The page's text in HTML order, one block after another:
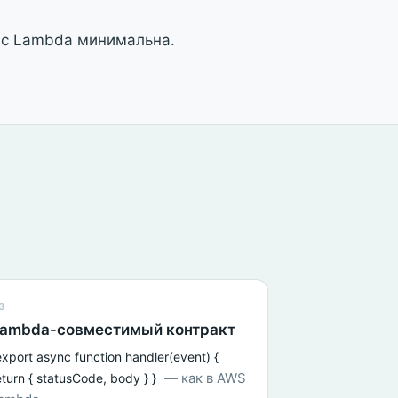
Lambda минимальна.
совместимый контракт
async function handler(event) {
{ statusCode, body } } — как в AWS